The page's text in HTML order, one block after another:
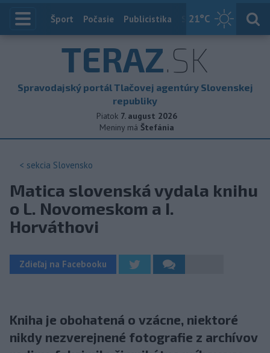
21°C
Index
Šport Počasie Publicistika Slovensko
TERAZ.SK
Spravodajský portál Tlačovej agentúry Slovenskej
republiky
Piatok 7. august 2026
Meniny má Štefánia
< sekcia Slovensko
Matica slovenská vydala knihu
o L. Novomeskom a I.
Horváthovi
Zdieľaj na Facebooku
Kniha je obohatená o vzácne, niektoré
nikdy nezverejnené fotografie z archívov